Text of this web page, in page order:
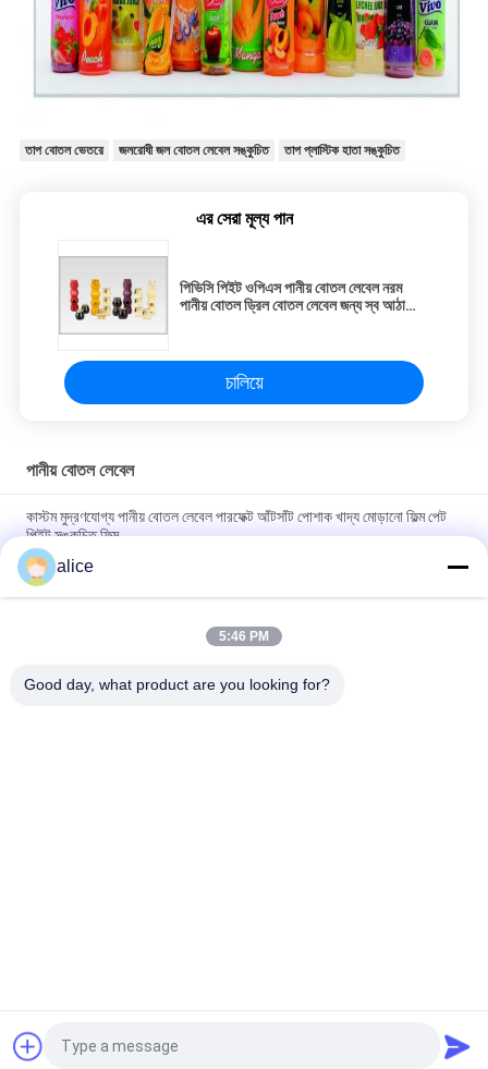
তাপ বোতল ভেতরে জলরোধী জল বোতল লেবেল সঙ্কুচিত তাপ প্লাস্টিক হাতা সঙ্কুচিত
এর সেরা মূল্য পান
পিভিসি পিইট ওপিএস পানীয় বোতল লেবেল নরম
পানীয় বোতল ড্রিল বোতল লেবেল জন্য স্ব আঠালো
চালিয়ে
পানীয় বোতল লেবেল
কাস্টম মুদ্রণযোগ্য পানীয় বোতল লেবেল পারফেক্ট আঁটসাঁট পোশাক খাদ্য মোড়ানো ফিল্ম পেট
পিইট সঙ্কুচিত ফিল্ম
খাদ্য প্যাকেজিং সঙ্কুচিত বোতল লেবেল লেবেল পিভিসি PET ওয়াইন বোতল জন্য ফিল্ম
উপাদান সঙ্কুচিত
পিইটি পানীয় বোতল লেবেল, পুনর্ব্যবহারযোগ্য তাপ প্যাকেজিং 30mic থেকে 50mic বেধ
alice
5:46 PM
Good day, what product are you looking for?